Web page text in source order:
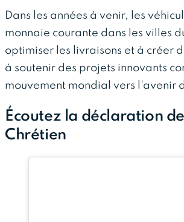
Dans les années à venir, les
monnaie courante dans les villes
optimiser les livraisons et à créer
à soutenir des projets innovants
mouvement mondial vers l'avenir
Écoutez la déclaration
Chrétien